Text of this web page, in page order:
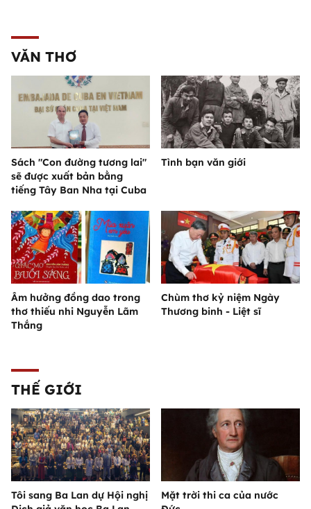
VĂN THƠ
Sách "Con đường tương lai"
sẽ được xuất bản bằng
tiếng Tây Ban Nha tại Cuba
Tình bạn văn giới
Âm hưởng đồng dao trong
thơ thiếu nhi Nguyễn Lãm
Thắng
Chùm thơ kỷ niệm Ngày
Thương binh - Liệt sĩ
THẾ GIỚI
Tôi sang Ba Lan dự Hội nghị
Mặt trời thi ca của nước